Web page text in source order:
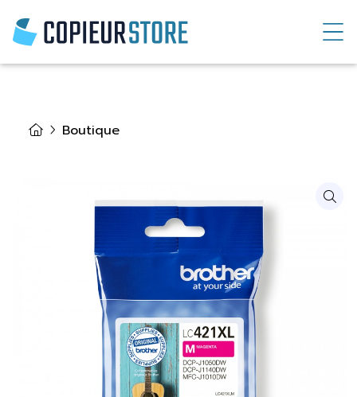
Boutique